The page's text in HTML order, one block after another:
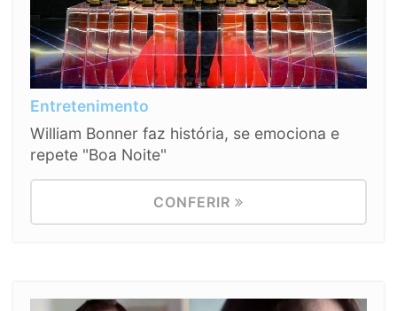
Entretenimento
William Bonner faz história, se emociona e
repete "Boa Noite"
CONFERIR